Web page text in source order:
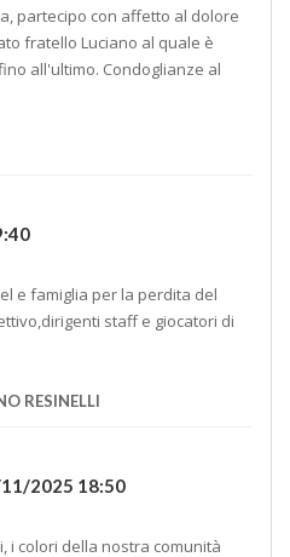
partecipo con affetto al dolore
fratello Luciano al quale è
all'ultimo. Condoglianze al
e famiglia per la perdita del
staff e giocatori di
RESINELLI
2025 18:50
i colori della nostra comunità